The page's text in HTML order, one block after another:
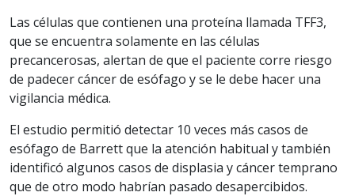
Las células que contienen una proteína llamada TFF3,
que se encuentra solamente en las células
precancerosas, alertan de que el paciente corre riesgo
de padecer cáncer de esófago y se le debe hacer una
vigilancia médica.
El estudio permitió detectar 10 veces más casos de
esófago de Barrett que la atención habitual y también
identificó algunos casos de displasia y cáncer temprano
que de otro modo habrían pasado desapercibidos.